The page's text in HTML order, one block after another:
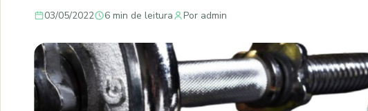
03/05/2022 6 min de leitura Por admin